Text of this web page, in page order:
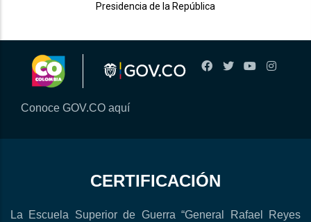
Presidencia de la República
Conoce GOV.CO aquí
CERTIFICACIÓN
La Escuela Superior de Guerra “General Rafael Reyes